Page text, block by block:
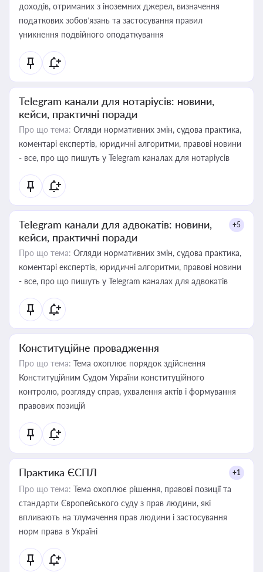
доходів, отриманих з іноземних джерел, визначення
податкових зобов’язань та застосування правил
уникнення подвійного оподаткування
Telegram канали для нотаріусів: новини,
кейси, практичні поради
Про що тема: Огляди нормативних змін, судова практика,
коментарі експертів, юридичні алгоритми, правові новини
- все, про що пишуть у Telegram каналах для нотаріусів
Telegram канали для адвокатів: новини,
кейси, практичні поради
+5
Про що тема: Огляди нормативних змін, судова практика,
коментарі експертів, юридичні алгоритми, правові новини
- все, про що пишуть у Telegram каналах для адвокатів
Конституційне провадження
Про що тема: Тема охоплює порядок здійснення
Конституційним Судом України конституційного
контролю, розгляду справ, ухвалення актів і формування
правових позицій
Практика ЄСПЛ +1
Про що тема: Тема охоплює рішення, правові позиції та
стандарти Європейського суду з прав людини, які
впливають на тлумачення прав людини і застосування
норм права в Україні